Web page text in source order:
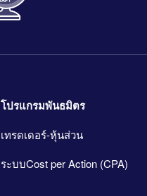
โปรแกรมพันธมิตร
เทรดเดอร์-หุ้นส่วน
ระบบCost per Action (CPA)